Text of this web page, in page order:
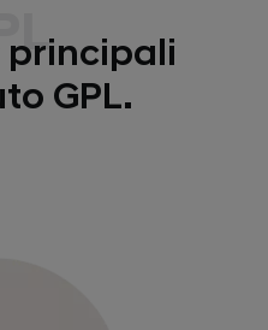
principali
GPL.